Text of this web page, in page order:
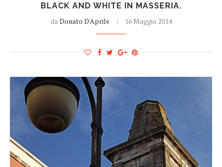
BLACK AND WHITE IN MASSERIA.
daDonato D'Aprile 16 Maggio 2014